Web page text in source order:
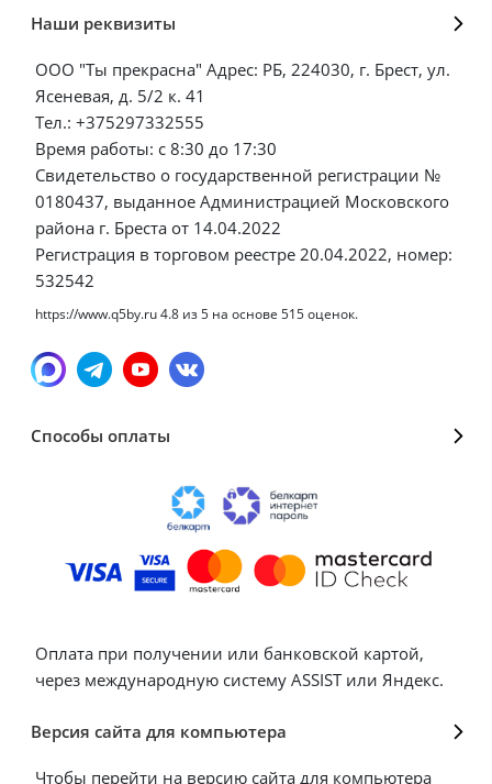
Наши реквизиты
ООО "Ты прекрасна" Адрес: РБ, 224030, г. Брест, ул.
Ясеневая, д. 5/2 к. 41
Тел.: +375297332555
Время работы: с 8:30 до 17:30
Свидетельство о государственной регистрации №
0180437, выданное Администрацией Московского
района г. Бреста от 14.04.2022
Регистрация в торговом реестре 20.04.2022, номер:
532542
https://www.q5by.ru4.8 из5 на основе 515оценок.
Способы оплаты
Оплата при получении или банковской картой,
через международную систему ASSIST или Яндекс.
Версия сайта для компьютера
Чтобы перейти на версию сайта для компьютера